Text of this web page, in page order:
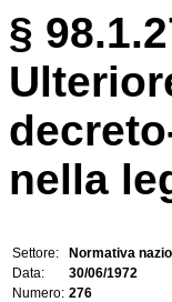
§
nella
Settore:
Normativa
Data:
30/06/1972
Numero: 276